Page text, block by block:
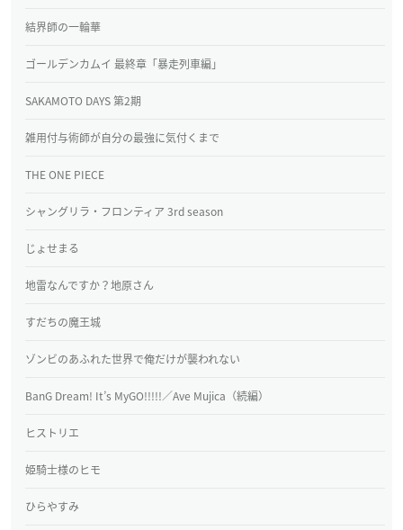
結界師の一輪華
ゴールデンカムイ 最終章「暴走列車編」
SAKAMOTO DAYS 第2期
雑用付与術師が自分の最強に気付くまで
THE ONE PIECE
シャングリラ・フロンティア 3rd season
じょせまる
地雷なんですか？地原さん
すだちの魔王城
ゾンビのあふれた世界で俺だけが襲われない
BanG Dream! It’s MyGO!!!!!／Ave Mujica（続編）
ヒストリエ
姫騎士様のヒモ
ひらやすみ